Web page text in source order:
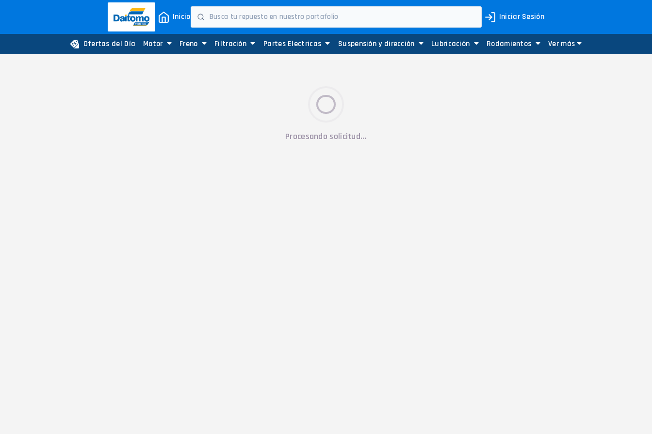
Inicio Iniciar Sesión
Ofertas del Día Motor Freno Filtración Partes Electricas Suspensión y dirección Lubricación Rodamientos Ver más
Procesando solicitud...